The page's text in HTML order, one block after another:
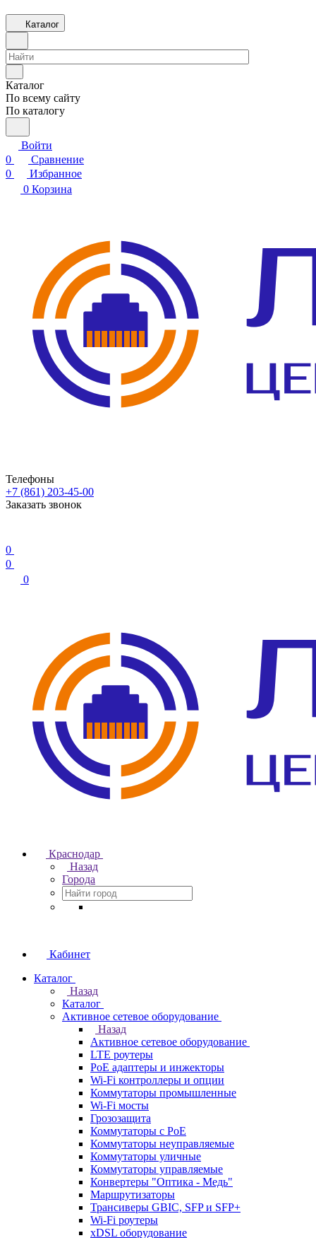
Каталог
Каталог
По всему сайту
По каталогу
Войти
0
Сравнение
0
Избранное
0 Корзина
Телефоны
+7 (861) 203-45-00
Заказать звонок
0
0
0
Краснодар
Назад
Города
Кабинет
Каталог
Назад
Каталог
Активное сетевое оборудование
Назад
Активное сетевое оборудование
LTE роутеры
PoE адаптеры и инжекторы
Wi-Fi контроллеры и опции
Коммутаторы промышленные
Wi-Fi мосты
Грозозащита
Коммутаторы c PoE
Коммутаторы неуправляемые
Коммутаторы уличные
Коммутаторы управляемые
Конвертеры "Оптика - Медь"
Маршрутизаторы
Трансиверы GBIC, SFP и SFP+
Wi-Fi роутеры
xDSL оборудование